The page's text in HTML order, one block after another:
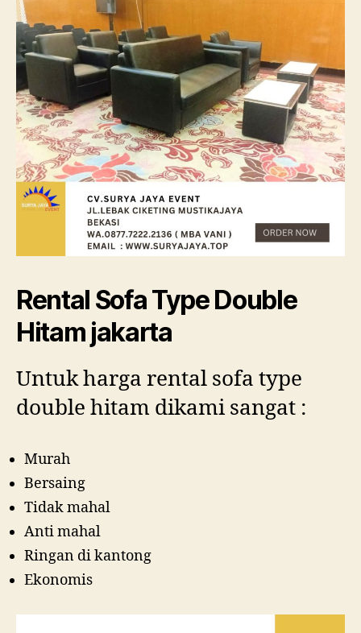
Rental Sofa Type Double
Hitam jakarta
Untuk harga rental sofa type
double hitam dikami sangat :
Murah
Bersaing
Tidak mahal
Anti mahal
Ringan di kantong
Ekonomis